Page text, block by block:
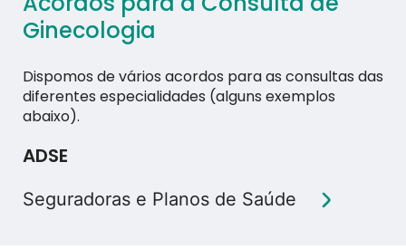
Ginecologia
Dispomos de vários acordos para as consultas das
diferentes especialidades (alguns exemplos
abaixo).
ADSE
Seguradoras e Planos de Saúde